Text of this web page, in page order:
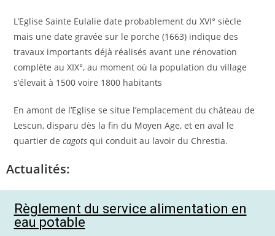
L’Eglise Sainte Eulalie date probablement du XVI° siècle
mais une date gravée sur le porche (1663) indique des
travaux importants déjà réalisés avant une rénovation
complète au XIX°, au moment où la population du village
s’élevait à 1500 voire 1800 habitants
En amont de l’Eglise se situe l’emplacement du château de
Lescun, disparu dès la fin du Moyen Age, et en aval le
quartier decagots qui conduit au lavoir du Chrestia.
Actualités:
Règlement du service alimentation en
eau potable